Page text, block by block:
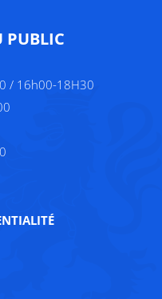
PUBLIC
/ 16h00-18H30